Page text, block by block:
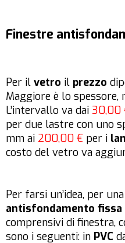
Finestre
Per il vetro il prezzo
Maggiore è lo spessore,
L’intervallo va dai 30,00
per due lastre con uno
mm ai 200,00 € per i
costo del vetro va
Per farsi un’idea, per una
antisfondamento fissa
comprensivi di finestra,
sono i seguenti: in PVC